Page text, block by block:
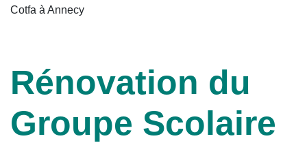
Cotfa à Annecy
Rénovation du
Groupe Scolaire